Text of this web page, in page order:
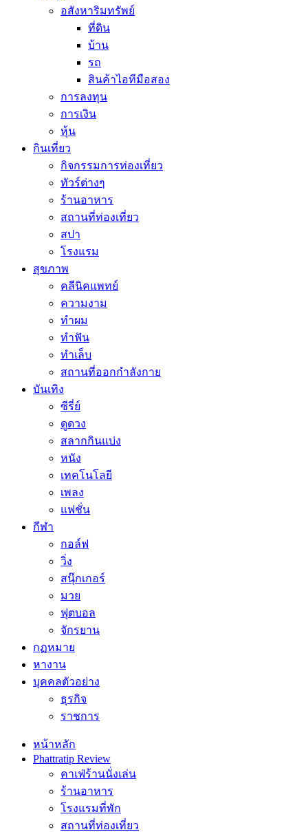
อสังหาริมทรัพย์
ที่ดิน
บ้าน
รถ
สินค้าไอทีมือสอง
การลงทุน
การเงิน
หุ้น
กินเที่ยว
กิจกรรมการท่องเที่ยว
ทัวร์ต่างๆ
ร้านอาหาร
สถานที่ท่องเที่ยว
สปา
โรงแรม
สุขภาพ
คลีนิคแพทย์
ความงาม
ทำผม
ทำฟัน
ทำเล็บ
สถานที่ออกกำลังกาย
บันเทิง
ซีรี่ย์
ดูดวง
สลากกินแบ่ง
หนัง
เทคโนโลยี
เพลง
แฟชั่น
กีฬา
กอล์ฟ
วิ่ง
สนุ๊กเกอร์
มวย
ฟุตบอล
จักรยาน
กฏหมาย
หางาน
บุคคลตัวอย่าง
ธุรกิจ
ราชการ
หน้าหลัก
Phattratip Review
คาเฟ่ร้านนั่งเล่น
ร้านอาหาร
โรงแรมที่พัก
สถานที่ท่องเที่ยว